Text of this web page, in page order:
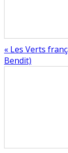
« Les Verts
Bendit)